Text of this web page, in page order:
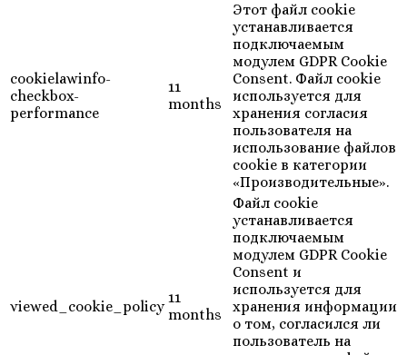
cookielawinfo-
checkbox-
performance
11
months
Этот файл cookie
устанавливается
подключаемым
модулем GDPR Cookie
Consent. Файл cookie
используется для
хранения согласия
пользователя на
использование файлов
cookie в категории
«Производительные».
viewed_cookie_policy
11
months
Файл cookie
устанавливается
подключаемым
модулем GDPR Cookie
Consent и
используется для
хранения информации
о том, согласился ли
пользователь на